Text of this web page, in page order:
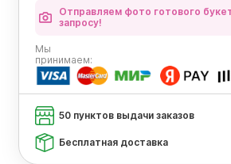
Отправляем фото готового
запросу!
Мы
принимаем:
50 пунктов выдачи заказов
Бесплатная доставка